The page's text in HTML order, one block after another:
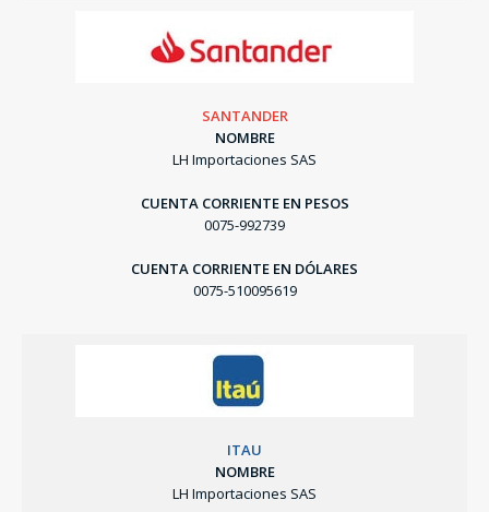
SANTANDER
NOMBRE
LH Importaciones SAS
CUENTA CORRIENTE EN PESOS
0075-992739
CUENTA CORRIENTE EN DÓLARES
0075-510095619
ITAU
NOMBRE
LH Importaciones SAS